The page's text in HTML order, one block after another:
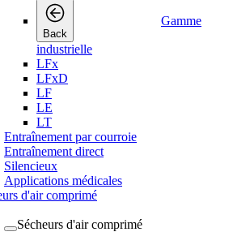
Back
Gamme
industrielle
LFx
LFxD
LF
LE
LT
Entraînement par courroie
Entraînement direct
Silencieux
Applications médicales
d'air comprimé
Sécheurs d'air comprimé